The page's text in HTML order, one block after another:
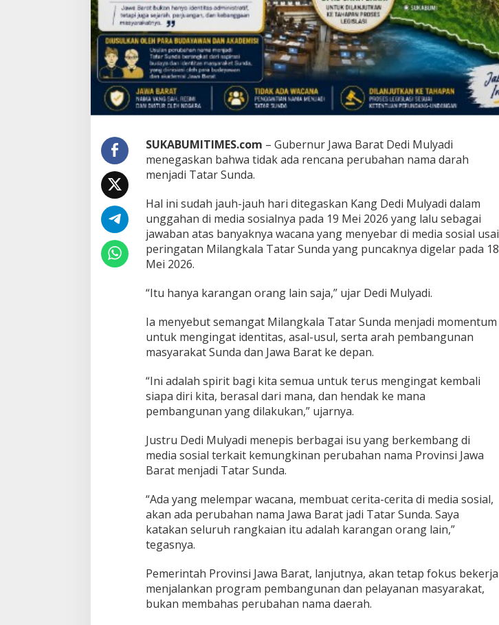
n
a
m
a
J
a
r
a
t
e
n
j
a
d
t
r
S
u
n
a
,
K
m
s
i
D
R
D
b
r
P
SUKABUMITIMES.com – Gubernur Jawa Barat Dedi Mulyadi
menegaskan bahwa tidak ada rencana perubahan nama darah
menjadi Tatar Sunda.
Hal ini sudah jauh-jauh hari ditegaskan Kang Dedi Mulyadi dalam
unggahan di media sosialnya pada 19 Mei 2026 yang lalu sebagai
jawaban atas banyaknya wacana yang menyebar di media sosial usai
peringatan Milangkala Tatar Sunda yang puncaknya digelar pada 18
Mei 2026.
“Itu hanya karangan orang lain saja,” ujar Dedi Mulyadi.
Ia menyebut semangat Milangkala Tatar Sunda menjadi momentum
untuk mengingat identitas, asal-usul, serta arah pembangunan
masyarakat Sunda dan Jawa Barat ke depan.
“Ini adalah spirit bagi kita semua untuk terus mengingat kembali
siapa diri kita, berasal dari mana, dan hendak ke mana
pembangunan yang dilakukan,” ujarnya.
Justru Dedi Mulyadi menepis berbagai isu yang berkembang di
media sosial terkait kemungkinan perubahan nama Provinsi Jawa
Barat menjadi Tatar Sunda.
“Ada yang melempar wacana, membuat cerita-cerita di media sosial,
akan ada perubahan nama Jawa Barat jadi Tatar Sunda. Saya
katakan seluruh rangkaian itu adalah karangan orang lain,”
tegasnya.
Pemerintah Provinsi Jawa Barat, lanjutnya, akan tetap fokus bekerja
menjalankan program pembangunan dan pelayanan masyarakat,
bukan membahas perubahan nama daerah.